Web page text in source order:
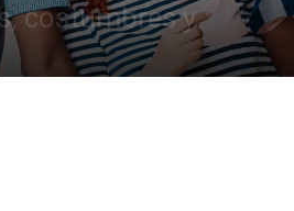
costumbres y